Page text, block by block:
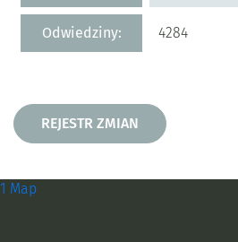
Odwiedziny: 4284
Rejestr zmian
REJESTR ZMIAN
Zobacz, gdzie się
1 Map